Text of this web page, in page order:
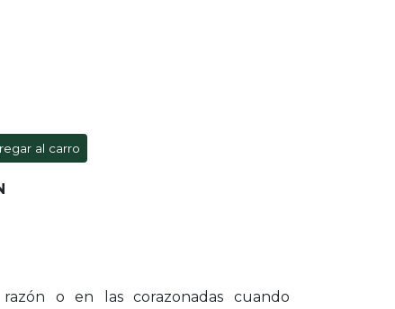
al carro
o en las corazonadas cuando